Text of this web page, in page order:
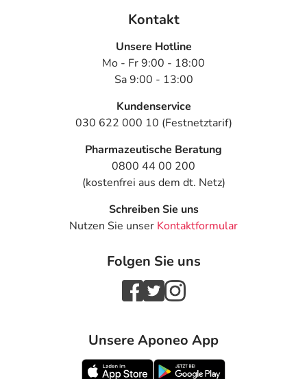
Kontakt
Unsere Hotline
Mo - Fr 9:00 - 18:00
Sa 9:00 - 13:00
Kundenservice
030 622 000 10 (Festnetztarif)
Pharmazeutische Beratung
0800 44 00 200
(kostenfrei aus dem dt. Netz)
Schreiben Sie uns
Nutzen Sie unser Kontaktformular
Folgen Sie uns
Unsere Aponeo App